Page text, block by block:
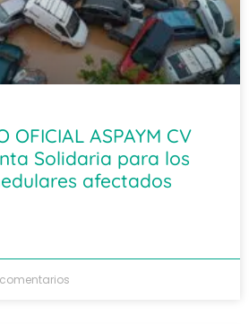
OFICIAL ASPAYM CV
Solidaria para los
afectados